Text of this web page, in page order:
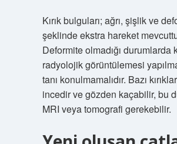
Kırık bulguları; ağrı, şişlik ve
şeklinde ekstra hareket
Deformite olmadığı durumlarda
radyolojik görüntülemesi
tanı konulmamalıdır. Bazı
incedir ve gözden kaçabilir, bu
MRI veya tomografi gerekebilir.